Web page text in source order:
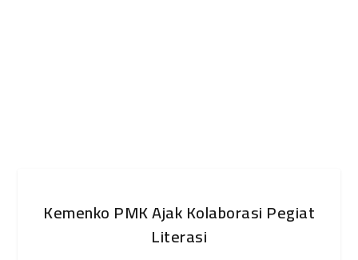
Kemenko PMK Ajak Kolaborasi Pegiat
Literasi